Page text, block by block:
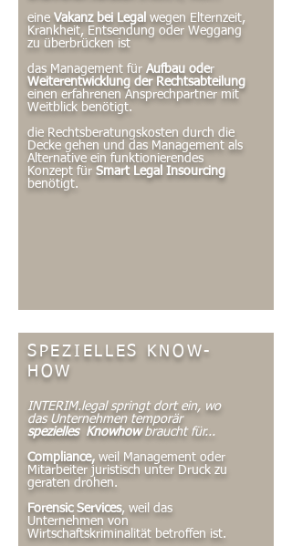
eine Vakanz bei Legal wegen Elternzeit,
Krankheit, Entsendung oder Weggang
zu überbrücken ist
das Management für Aufbau oder
Weiterentwicklung der Rechtsabteilung
einen erfahrenen Ansprechpartner mit
Weitblick benötigt.
die Rechtsberatungskosten durch die
Decke gehen und das Management als
Alternative ein funktionierendes
Konzept für Smart Legal Insourcing
benötigt.
INTERIM.legal springt dort ein, wo
das Unternehmen temporär
spezielles
Knowhowbraucht für...
Compliance, weil Management oder
Mitarbeiter juristisch unter Druck zu
geraten drohen.
Forensic Services, weil das
Unternehmen von
Wirtschaftskriminalität betroffen ist.
SPEZIELLES KNOW-
HOW